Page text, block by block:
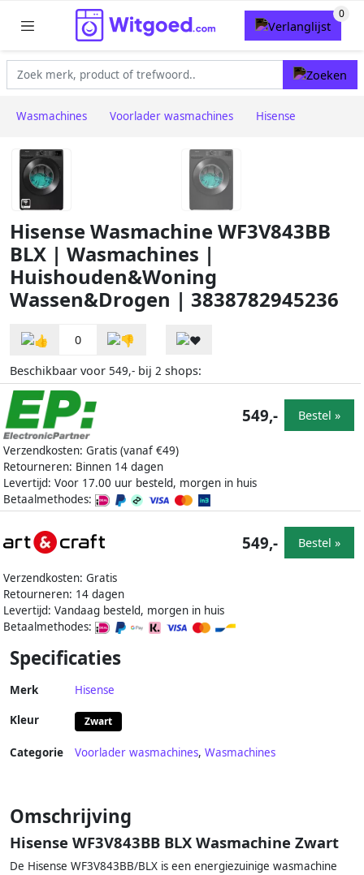
Wasmachines Voorlader wasmachines Hisense
Hisense Wasmachine WF3V843BB
BLX | Wasmachines |
Huishouden&Woning
Wassen&Drogen | 3838782945236
0
Beschikbaar voor 549,- bij 2 shops:
Verzendkosten: Gratis (vanaf €49)
Retourneren: Binnen 14 dagen
Levertijd: Voor 17.00 uur besteld, morgen in huis
Betaalmethodes:
549,- Bestel »
Verzendkosten: Gratis
Retourneren: 14 dagen
Levertijd: Vandaag besteld, morgen in huis
Betaalmethodes:
549,- Bestel »
Specificaties
Merk Hisense
Kleur Zwart
Categorie Voorlader wasmachines, Wasmachines
Omschrijving
Hisense WF3V843BB BLX Wasmachine Zwart
De Hisense WF3V843BB/BLX is een energiezuinige wasmachine